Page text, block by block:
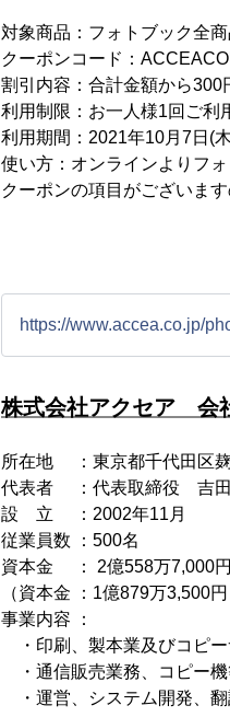
対象商品：フォトブック全商
クーポンコード：
割引内容：合計金額から300
利用制限：お一人様1回ご利
利用期間：2021年10月7日(
使い方：オンラインよりフ
クーポンの項目がございま
https://www.accea.co.jp/
株式会社アクセア 会
所在地 ：東京都千代田区
代表者 ：代表取締役 吉田
設 立 ：2002年11月
従業員数 ：500名
資本金 ： 2億558万7,000円
（資本金 ：1億879万3,500
事業内容 ：
・印刷、製本業及びコピ
・通信販売業務、コピー
・運営、システム開発、翻